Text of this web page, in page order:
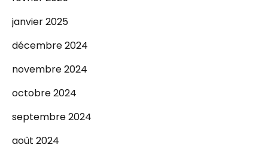
janvier 2025
décembre 2024
novembre 2024
octobre 2024
septembre 2024
août 2024